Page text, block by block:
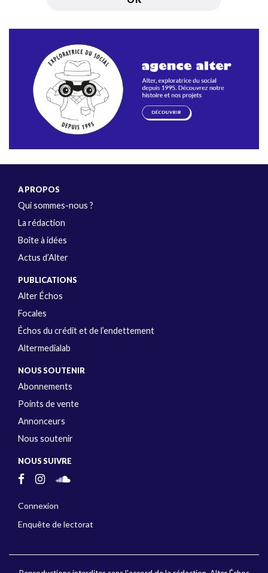
A PROPOS
Qui sommes-nous ?
La rédaction
Boîte à idées
Actus d’Alter
PUBLICATIONS
Alter Échos
Focales
Échos du crédit et de l’endettement
Altermedialab
NOUS SOUTENIR
Abonnements
Points de vente
Annonceurs
Nous soutenir
NOUS SUIVRE
Connexion
Enquête de lectorat